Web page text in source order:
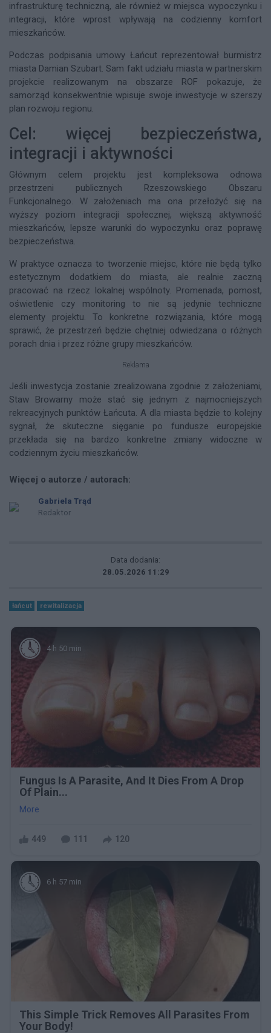
infrastrukturę techniczną, ale również w miejsca wypoczynku i
integracji, które wprost wpływają na codzienny komfort
mieszkańców.
Podczas podpisania umowy Łańcut reprezentował burmistrz
miasta Damian Szubart. Sam fakt udziału miasta w partnerskim
projekcie realizowanym na obszarze ROF pokazuje, że
samorząd konsekwentnie wpisuje swoje inwestycje w szerszy
plan rozwoju regionu.
Cel: więcej bezpieczeństwa,
integracji i aktywności
Głównym celem projektu jest kompleksowa odnowa
przestrzeni publicznych Rzeszowskiego Obszaru
Funkcjonalnego. W założeniach ma ona przełożyć się na
wyższy poziom integracji społecznej, większą aktywność
mieszkańców, lepsze warunki do wypoczynku oraz poprawę
bezpieczeństwa.
W praktyce oznacza to tworzenie miejsc, które nie będą tylko
estetycznym dodatkiem do miasta, ale realnie zaczną
pracować na rzecz lokalnej wspólnoty. Promenada, pomost,
oświetlenie czy monitoring to nie są jedynie techniczne
elementy projektu. To konkretne rozwiązania, które mogą
sprawić, że przestrzeń będzie chętniej odwiedzana o różnych
porach dnia i przez różne grupy mieszkańców.
Reklama
Jeśli inwestycja zostanie zrealizowana zgodnie z założeniami,
Staw Browarny może stać się jednym z najmocniejszych
rekreacyjnych punktów Łańcuta. A dla miasta będzie to kolejny
sygnał, że skuteczne sięganie po fundusze europejskie
przekłada się na bardzo konkretne zmiany widoczne w
codziennym życiu mieszkańców.
Więcej o autorze / autorach:
Gabriela Trąd
Redaktor
Data dodania:
28.05.2026 11:29
łańcut rewitalizacja
4 h 50 min
Fungus Is A Parasite, And It Dies From A Drop
Of Plain...
More
449 111 120
6 h 57 min
This Simple Trick Removes All Parasites From
Your Body!